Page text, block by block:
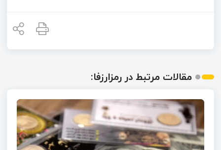
مقالات مرتبط در رمزارزفا: